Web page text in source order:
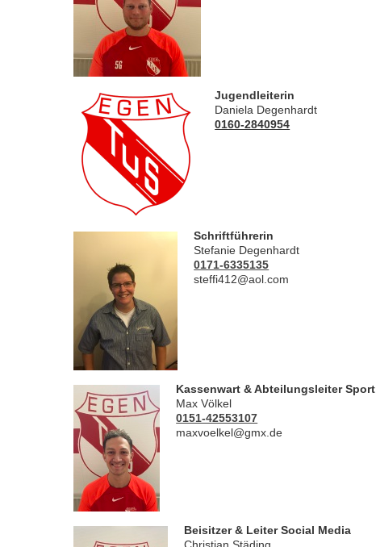
Jugendleiterin
Daniela Degenhardt
0160-2840954
Schriftführerin
Stefanie Degenhardt
0171-6335135
steffi412@aol.com
Kassenwart & Abteilungsleiter Sport
Max Völkel
0151-42553107
maxvoelkel@gmx.de
Beisitzer & Leiter Social Media
Christian Städing